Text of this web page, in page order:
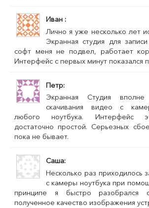
Иван
Лично я уже несколько лет
Экранная студия для
софт меня не подвел, работает
Интерфейс с первых минут показался
Петр
Экранная Студия
скачивания видео с
любого ноутбука. Интерфейс
достаточно простой. Серьезных
пока не бывает.
Саша
Несколько раз приходилось
с камеры ноутбука при
принципе я быстро разобрался
полученное качество изображения